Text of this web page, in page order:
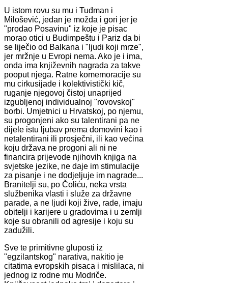
U istom rovu su mu i Tuđman i
Milošević, jedan je možda i gori jer je
"prodao Posavinu" iz koje je pisac
morao otici u Budimpeštu i Pariz da bi
se liječio od Balkana i "ljudi koji mrze",
jer mržnje u Evropi nema. Ako je i ima,
onda ima književnih nagrada za takve
pooput njega. Ratne komemoracije su
mu cirkusijade i kolektivistički kič,
ruganje njegovoj čistoj unaprijed
izgubljenoj individualnoj "rovovskoj"
borbi. Umjetnici u Hrvatskoj, po njemu,
su progonjeni ako su talentirani pa ne
dijele istu ljubav prema domovini kao i
netalentirani ili prosječni, ili kao većina
koju država ne progoni ali ni ne
financira prijevode njihovih knjiga na
svjetske jezike, ne daje im stimulacije
za pisanje i ne dodjeljuje im nagrade...
Branitelji su, po Čoliću, neka vrsta
službenika vlasti i služe za državne
parade, a ne ljudi koji žive, rade, imaju
obitelji i karijere u gradovima i u zemlji
koje su obranili od agresije i koju su
zadužili.
Sve te primitivne gluposti iz
"egzilantskog" narativa, nakitio je
citatima evropskih pisaca i mislilaca, ni
jednog iz rodne mu Modriče.